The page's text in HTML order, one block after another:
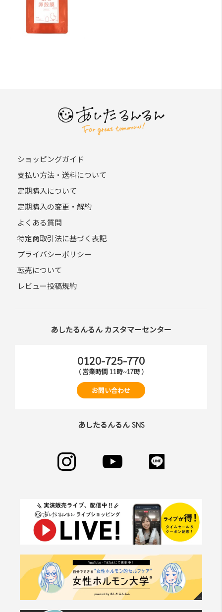
ショッピングガイド
支払い方法・送料について
定期購入について
定期購入の変更・解約
よくある質問
特定商取引法に基づく表記
プライバシーポリシー
転売について
レビュー投稿規約
あしたるんるん カスタマーセンター
0120-725-770
( 営業時間 11時~17時 )
お問い合わせ
あしたるんるん SNS